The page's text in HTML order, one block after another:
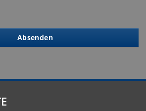
Absenden